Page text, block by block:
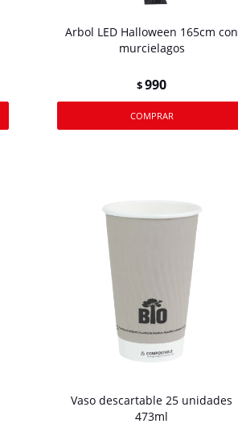
Arbol LED Halloween 165cm con
murcielagos
$990
Vaso descartable 25 unidades
473ml